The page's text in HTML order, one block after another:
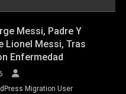
Messi, Padre Y
Lionel Messi, Tras
Enfermedad
Migration User